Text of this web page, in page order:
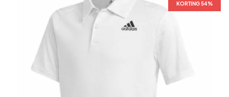
KORTING 54%
KORTING 54%
KORTING 54%